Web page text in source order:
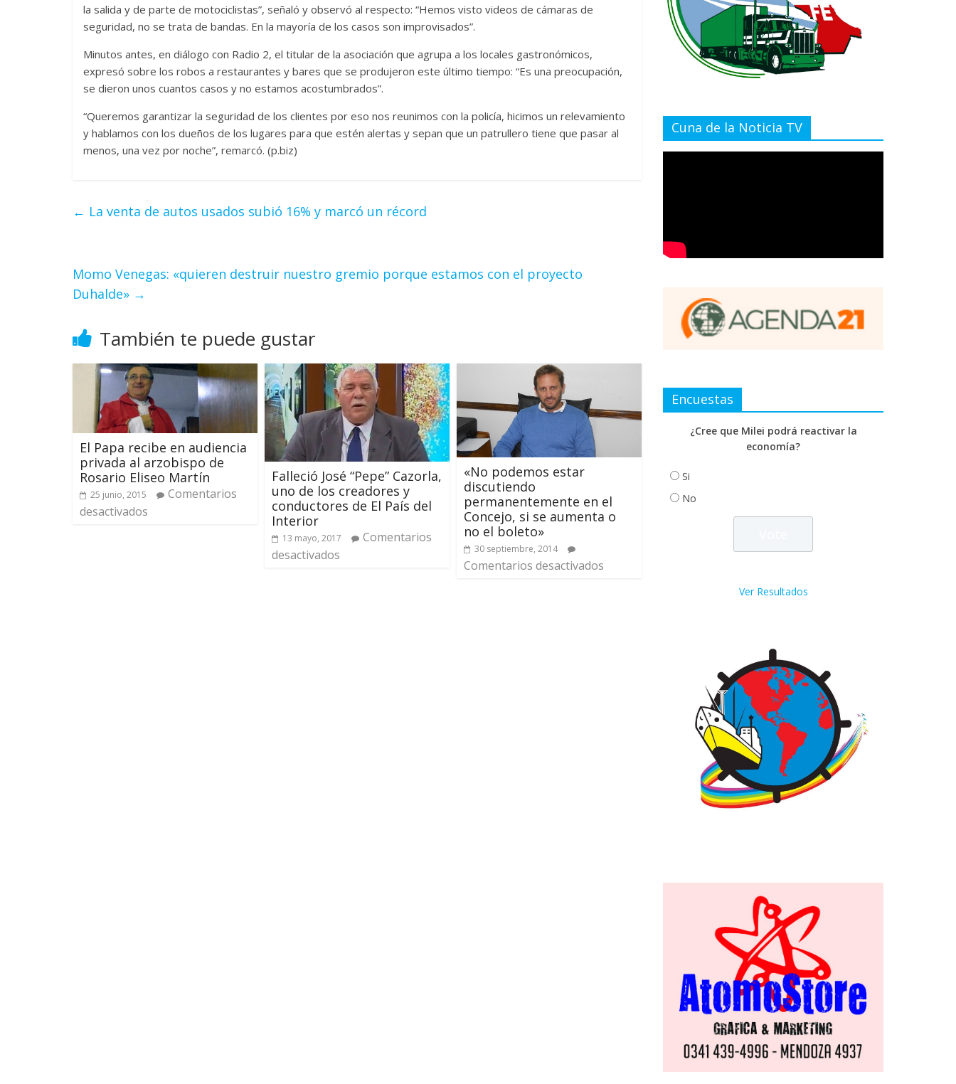
la salida y de parte de motociclistas”, señaló y observó al respecto: “Hemos visto videos de cámaras de
seguridad, no se trata de bandas. En la mayoría de los casos son improvisados”.
Minutos antes, en diálogo con Radio 2, el titular de la asociación que agrupa a los locales gastronómicos,
expresó sobre los robos a restaurantes y bares que se produjeron este último tiempo: “Es una preocupación,
se dieron unos cuantos casos y no estamos acostumbrados”.
“Queremos garantizar la seguridad de los clientes por eso nos reunimos con la policía, hicimos un relevamiento
y hablamos con los dueños de los lugares para que estén alertas y sepan que un patrullero tiene que pasar al
menos, una vez por noche”, remarcó. (p.biz)
← La venta de autos usados subió 16% y marcó un récord
Momo Venegas: «quieren destruir nuestro gremio porque estamos con el proyecto
Duhalde» →
También te puede gustar
El Papa recibe en audiencia
privada al arzobispo de
Rosario Eliseo Martín
25 junio, 2015
Comentarios
desactivados
Falleció José “Pepe” Cazorla,
uno de los creadores y
conductores de El País del
Interior
13 mayo, 2017
Comentarios
desactivados
«No podemos estar
discutiendo
permanentemente en el
Concejo, si se aumenta o
no el boleto»
30 septiembre, 2014
Comentarios desactivados
Cuna de la Noticia TV
Encuestas
¿Cree que Milei podrá reactivar la
economía?
Si
No
Ver Resultados